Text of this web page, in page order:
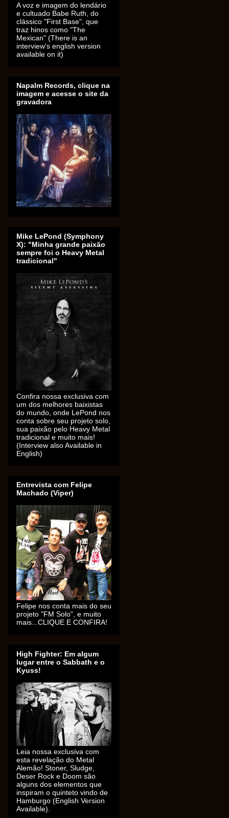
A voz e imagem do lendário
e cultuado Babe Ruth, do
clássico "First Base", que
traz hinos como "The
Mexican" (There is an
interview's english version
available on it)
Napalm Records, clique na
imagem e acesse o site da
gravadora
Mike LePond (Symphony
X): "Minha grande paixão
sempre foi o Heavy Metal
tradicional"
Confira nossa exclusiva com
um dos melhores baixistas
do mundo, onde LePond nos
conta sobre seu projeto solo,
sua paixão pelo Heavy Metal
tradicional e muito mais!
(Interview also Available in
English)
Entrevista com Felipe
Machado (Viper)
Felipe nos conta mais do seu
projeto "FM Solo", e muito
mais...CLIQUE E CONFIRA!
High Fighter: Em algum
lugar entre o Sabbath e o
Kyuss!
Leia nossa exclusiva com
esta revelação do Metal
Alemão! Stoner, Sludge,
Deser Rock e Doom são
alguns dos elementos que
inspiram o quinteto vindo de
Hamburgo (English Version
Available).